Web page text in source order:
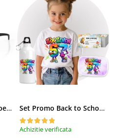
Ochelari de soare gri, pentru barbati, Daniel Klein Sunglasses, DK3250-2 Set Promo Back to School Six Seven 67 – Tricou + Cutie + Bidon Personalizat pentru copilul tău
Achizitie verificata